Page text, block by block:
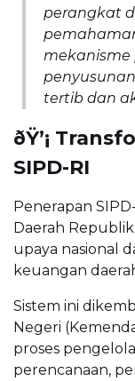
perangkat
mekanisme
tertib dan
ðŸ’¡
SIPD-RI
Penerapan
Daerah
upaya nasional
keuangan
Sistem ini
Negeri
proses
perencanaan,